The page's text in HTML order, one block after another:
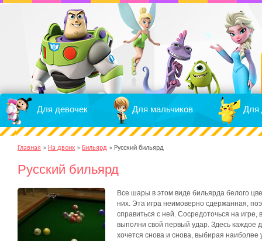
Для девочек Для мальчиков Для
Главная » На двоих » Бильярд » Русский бильярд
Русский бильярд
Все шары в этом виде бильярда белого
них. Эта игра неимоверно сдержанная,
справиться с ней. Сосредоточься на
выполни свой первый удар. Здесь каждое
хочется снова и снова, выбирая